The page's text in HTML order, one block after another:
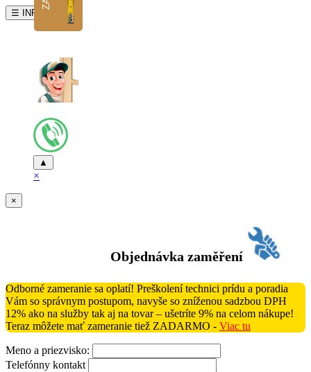
☰ INFO
▲
×
×
Objednávka zaměření
Odborné zameranie sa oplatí! Preškolení technici prídu a poradia
Vám so správnym postupom, navyše so zníženou sadzbou DPH
12% ako na služby tak aj na tovar – ušetríte 9% na celom nákupe!
Teraz môžete mať zameranie tiež ZADARMO - Viac tu
Meno a priezvisko:
Telefónny kontakt